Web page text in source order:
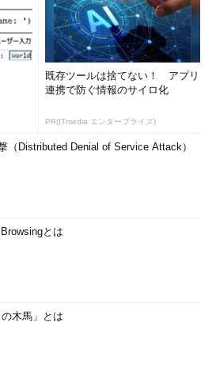
既存ツールは捨てない！ アプリ
連携で防ぐ情報のサイロ化
PR(ITmedia エンタープライズ)
（Distributed Denial of Service Attack）
とは
の木馬」とは